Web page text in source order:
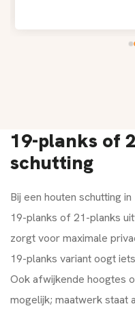
19-planks of
schutting
Bij een houten schutting
19-planks of 21-planks
zorgt voor maximale
19-planks variant oogt
Ook afwijkende hoogtes
mogelijk; maatwerk staat